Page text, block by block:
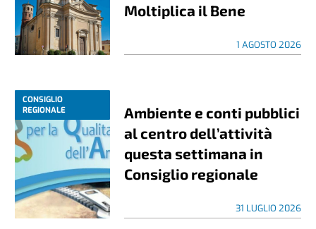
Moltiplica il Bene
1 AGOSTO 2026
CONSIGLIO
REGIONALE
Ambiente e conti pubblici
al centro dell’attività
questa settimana in
Consiglio regionale
31 LUGLIO 2026